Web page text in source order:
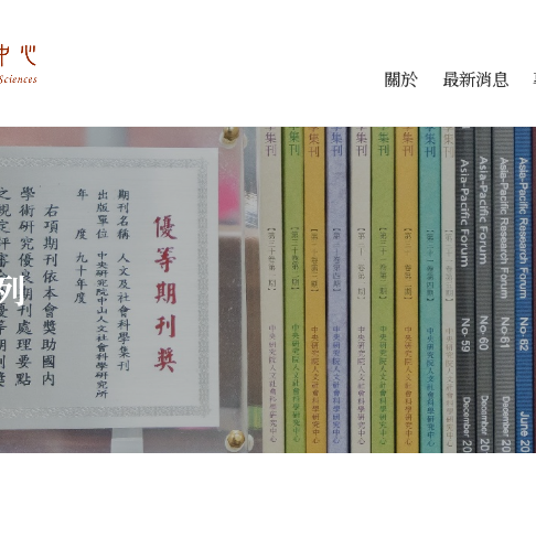
會科學研究中心 跳至中央區塊/
關於 最新消息